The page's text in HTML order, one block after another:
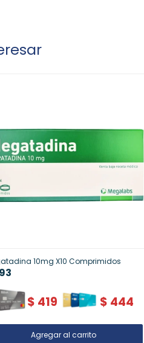
10mg X10 Comprimidos
$ 419 $ 444